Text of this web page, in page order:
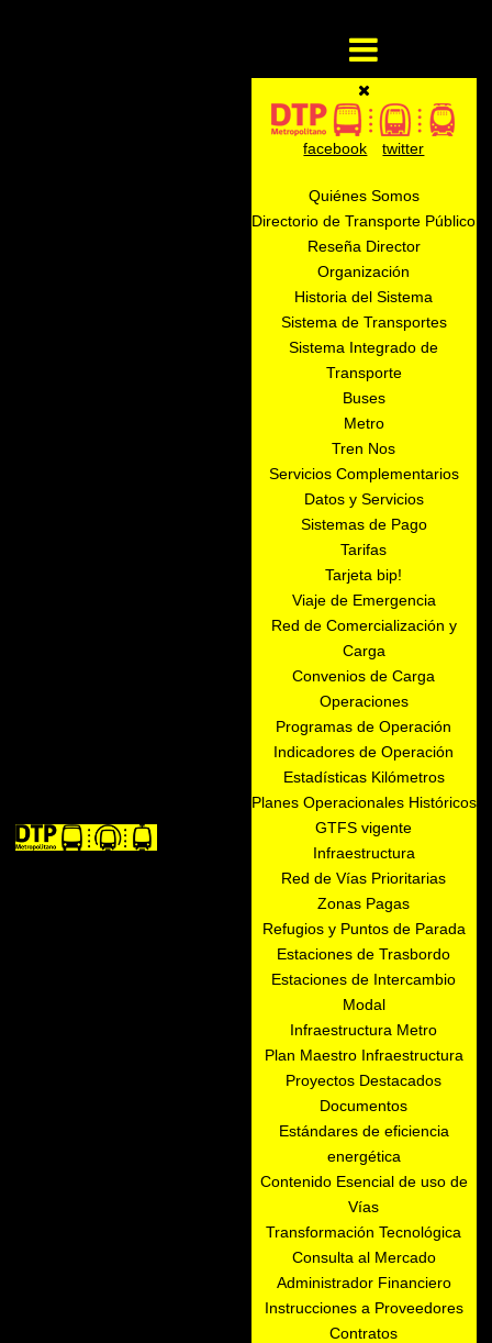
facebook twitter
Quiénes Somos
Directorio de Transporte Público
Reseña Director
Organización
Historia del Sistema
Sistema de Transportes
Sistema Integrado de
Transporte
Buses
Metro
Tren Nos
Servicios Complementarios
Datos y Servicios
Sistemas de Pago
Tarifas
Tarjeta bip!
Viaje de Emergencia
Red de Comercialización y
Carga
Convenios de Carga
Operaciones
Programas de Operación
Indicadores de Operación
Estadísticas Kilómetros
Planes Operacionales Históricos
GTFS vigente
Infraestructura
Red de Vías Prioritarias
Zonas Pagas
Refugios y Puntos de Parada
Estaciones de Trasbordo
Estaciones de Intercambio
Modal
Infraestructura Metro
Plan Maestro Infraestructura
Proyectos Destacados
Documentos
Estándares de eficiencia
energética
Contenido Esencial de uso de
Vías
Transformación Tecnológica
Consulta al Mercado
Administrador Financiero
Instrucciones a Proveedores
Contratos